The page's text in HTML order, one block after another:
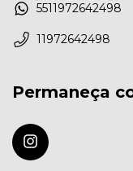
5511972642498
11972642498
Permaneça